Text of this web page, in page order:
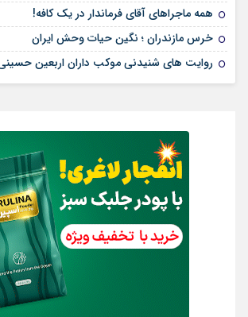
همه ماجراهای آقای فرماندار در یک کافه!
خرس مازندران ؛ نگین حیات وحش ایران
روایت های شنیدنی موکب داران اربعین